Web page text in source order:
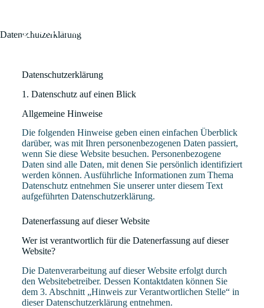
Datenschutzerklärung
Datenschutz­erklärung
1. Datenschutz auf einen Blick
Allgemeine Hinweise
Die folgenden Hinweise geben einen einfachen Überblick
darüber, was mit Ihren personenbezogenen Daten passiert,
wenn Sie diese Website besuchen. Personenbezogene
Daten sind alle Daten, mit denen Sie persönlich identifiziert
werden können. Ausführliche Informationen zum Thema
Datenschutz entnehmen Sie unserer unter diesem Text
aufgeführten Datenschutzerklärung.
Datenerfassung auf dieser Website
Wer ist verantwortlich für die Datenerfassung auf dieser
Website?
Die Datenverarbeitung auf dieser Website erfolgt durch
den Websitebetreiber. Dessen Kontaktdaten können Sie
dem 3. Abschnitt „Hinweis zur Verantwortlichen Stelle“ in
dieser Datenschutzerklärung entnehmen.